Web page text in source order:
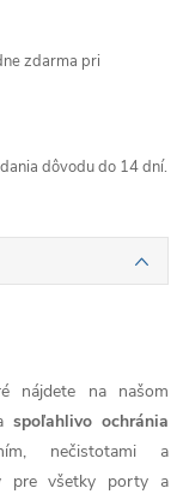
zdarma pri
dôvodu do 14 dní.
nájdete na našom
spoľahlivo ochránia
nečistotami a
pre všetky porty a